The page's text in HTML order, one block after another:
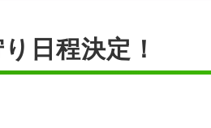
日程決定！